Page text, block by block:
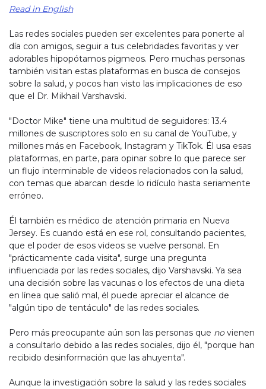
Read in English
Las redes sociales pueden ser excelentes para ponerte al
día con amigos, seguir a tus celebridades favoritas y ver
adorables hipopótamos pigmeos. Pero muchas personas
también visitan estas plataformas en busca de consejos
sobre la salud, y pocos han visto las implicaciones de eso
que el Dr. Mikhail Varshavski.
"Doctor Mike" tiene una multitud de seguidores: 13.4
millones de suscriptores solo en su canal de YouTube, y
millones más en Facebook, Instagram y TikTok. Él usa esas
plataformas, en parte, para opinar sobre lo que parece ser
un flujo interminable de videos relacionados con la salud,
con temas que abarcan desde lo ridículo hasta seriamente
erróneo.
Él también es médico de atención primaria en Nueva
Jersey. Es cuando está en ese rol, consultando pacientes,
que el poder de esos videos se vuelve personal. En
"prácticamente cada visita", surge una pregunta
influenciada por las redes sociales, dijo Varshavski. Ya sea
una decisión sobre las vacunas o los efectos de una dieta
en línea que salió mal, él puede apreciar el alcance de
"algún tipo de tentáculo" de las redes sociales.
Pero más preocupante aún son las personas que novienen
a consultarlo debido a las redes sociales, dijo él, "porque han
recibido desinformación que las ahuyenta".
Aunque la investigación sobre la salud y las redes sociales